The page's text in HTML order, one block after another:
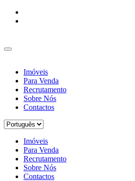
Imóveis
Para Venda
Recrutamento
Sobre Nós
Contactos
Imóveis
Para Venda
Recrutamento
Sobre Nós
Contactos